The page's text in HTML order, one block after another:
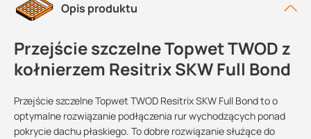
Opis produktu
Przejście szczelne Topwet TWOD z
kołnierzem Resitrix SKW Full Bond
Przejście szczelne Topwet TWOD Resitrix SKW Full Bond to o
optymalne rozwiązanie podłączenia rur wychodzących ponad
pokrycie dachu płaskiego. To dobre rozwiązanie służące do